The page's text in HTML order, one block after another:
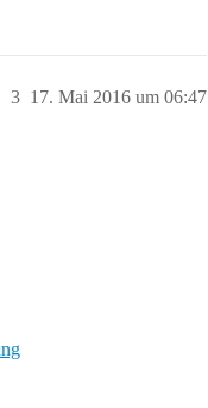
17. Mai 2016 um 06:47
3